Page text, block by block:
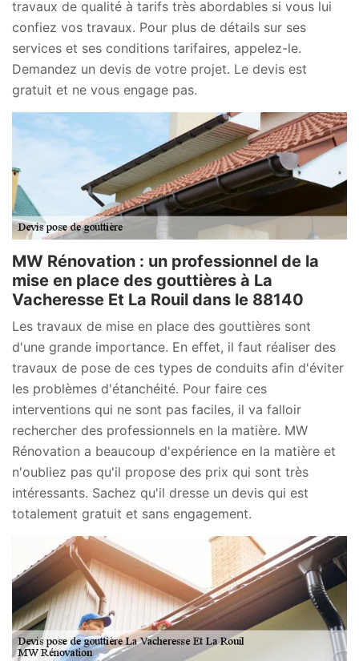
travaux de qualité à tarifs très abordables si vous lui
confiez vos travaux. Pour plus de détails sur ses
services et ses conditions tarifaires, appelez-le.
Demandez un devis de votre projet. Le devis est
gratuit et ne vous engage pas.
MW Rénovation : un professionnel de la
mise en place des gouttières à La
Vacheresse Et La Rouil dans le 88140
Les travaux de mise en place des gouttières sont
d'une grande importance. En effet, il faut réaliser des
travaux de pose de ces types de conduits afin d'éviter
les problèmes d'étanchéité. Pour faire ces
interventions qui ne sont pas faciles, il va falloir
rechercher des professionnels en la matière. MW
Rénovation a beaucoup d'expérience en la matière et
n'oubliez pas qu'il propose des prix qui sont très
intéressants. Sachez qu'il dresse un devis qui est
totalement gratuit et sans engagement.